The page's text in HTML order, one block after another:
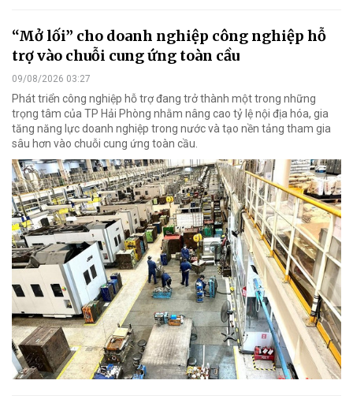
“Mở lối” cho doanh nghiệp công nghiệp hỗ
trợ vào chuỗi cung ứng toàn cầu
09/08/2026 03:27
Phát triển công nghiệp hỗ trợ đang trở thành một trong những
trọng tâm của TP Hải Phòng nhằm nâng cao tỷ lệ nội địa hóa, gia
tăng năng lực doanh nghiệp trong nước và tạo nền tảng tham gia
sâu hơn vào chuỗi cung ứng toàn cầu.